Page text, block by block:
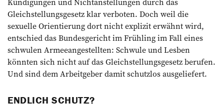
Gleichstellungsgesetz klar verboten. Doch weil die
sexuelle Orientierung dort nicht explizit erwähnt wird,
entschied das Bundesgericht im Frühling im Fall eines
schwulen Armeeangestellten: Schwule und Lesben
könnten sich nicht auf das Gleichstellungsgesetz berufen.
Und sind dem Arbeitgeber damit schutzlos ausgeliefert.
ENDLICH SCHUTZ?